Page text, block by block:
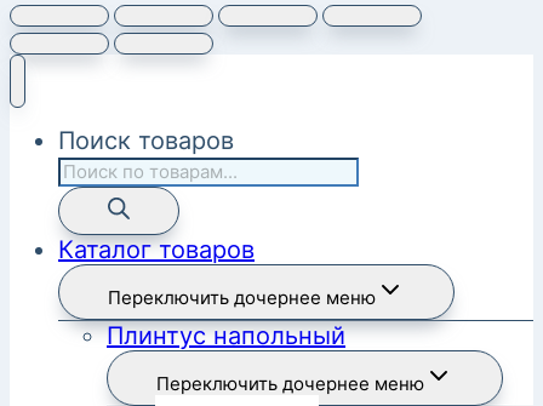
Поиск товаров
Каталог товаров
Переключить дочернее меню
Плинтус напольный
Переключить дочернее меню